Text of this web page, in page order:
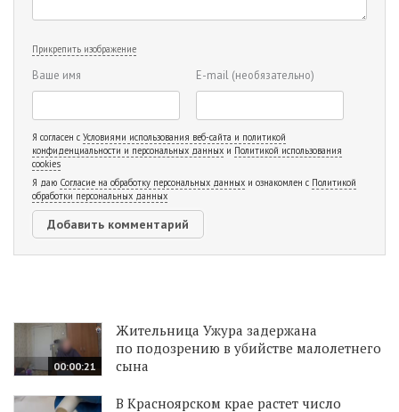
Прикрепить изображение
Ваше имя E-mail (необязательно)
Я согласен с Условиями использования веб-сайта и политикой
конфиденциальности и персональных данных и Политикой использования
cookies
Я даю Согласие на обработку персональных данных и ознакомлен с Политикой
обработки персональных данных
00:00:21
Жительница Ужура задержана
по подозрению в убийстве малолетнего
сына
В Красноярском крае растет число